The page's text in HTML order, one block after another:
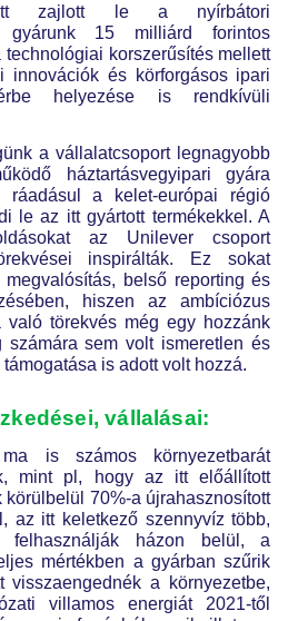
zajlott le a nyírbátori
gyárunk 15 milliárd forintos
technológiai korszerűsítés mellett
innovációk és körforgásos ipari
helyezése is rendkívüli
a vállalatcsoport legnagyobb
háztartásvegyipari gyára
ráadásul a kelet-európai régió
le az itt gyártott termékekkel. A
az Unilever csoport
inspirálták. Ez sokat
megvalósítás, belső reporting és
hiszen az ambíciózus
való törekvés még egy hozzánk
számára sem volt ismeretlen és
is adott volt hozzá.
vállalásai:
is számos környezetbarát
mint pl, hogy az itt előállított
körülbelül 70%-a újrahasznosított
az itt keletkező szennyvíz több,
felhasználják házon belül, a
mértékben a gyárban szűrik
visszaengednék a környezetbe,
villamos energiát 2021-től